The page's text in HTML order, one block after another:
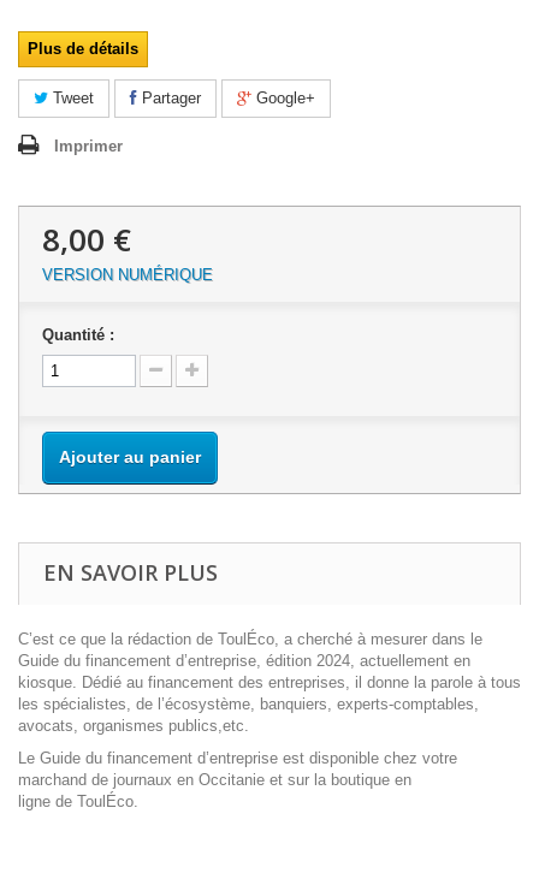
Plus de détails
Tweet Partager Google+
Imprimer
8,00 €
VERSION NUMÉRIQUE
Quantité :
Ajouter au panier
EN SAVOIR PLUS
C’est ce que la rédaction de ToulÉco, a cherché à mesurer dans le
Guide du financement d’entreprise, édition 2024, actuellement en
kiosque. Dédié au financement des entreprises, il donne la parole à tous
les spécialistes, de l’écosystème, banquiers, experts-comptables,
avocats, organismes publics,etc.
Le Guide du financement d’entreprise est disponible chez votre
marchand de journaux en Occitanie et sur la boutique en
ligne de ToulÉco.